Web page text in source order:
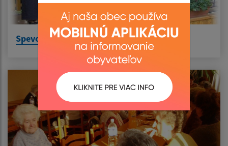
Spevokol KÉK SZIVÁRVÁNY Énnekkar